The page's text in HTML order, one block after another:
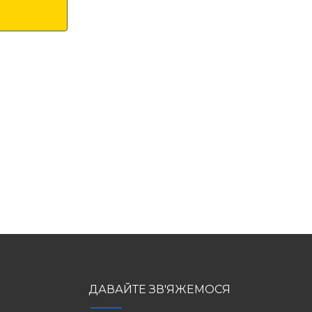
ДАВАЙТЕ ЗВ'ЯЖЕМОСЯ